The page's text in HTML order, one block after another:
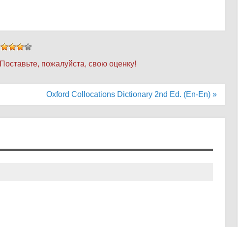
Поставьте, пожалуйста, свою оценку!
Oxford Collocations Dictionary 2nd Ed. (En-En) »